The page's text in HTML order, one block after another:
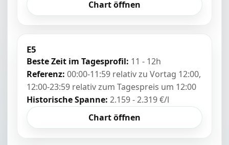
Chart öffnen
E5
Beste Zeit im Tagesprofil: 11 - 12h
Referenz: 00:00-11:59 relativ zu Vortag 12:00,
12:00-23:59 relativ zum Tagespreis um 12:00
Historische Spanne: 2.159 - 2.319 €/l
Chart öffnen